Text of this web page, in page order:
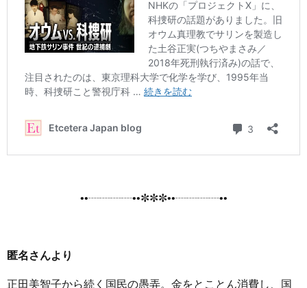
••┈┈┈┈••✼✼✼••┈┈┈┈••
匿名さんより
正田美智子から続く国民の愚弄。金をとことん消費し、国